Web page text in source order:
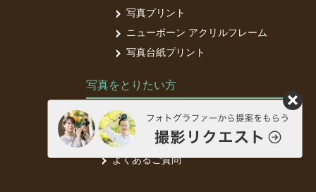
写真プリント
ニューボーン アクリルフレーム
写真台紙プリント
写真をとりたい方
フォトグラファー募集中
フォトグラファー登録（無料）
よくあるご質問